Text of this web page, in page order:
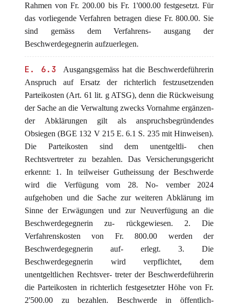
Rahmen von Fr. 200.00 bis Fr. 1'000.00 festgesetzt. Für
das vorliegende Verfahren betragen diese Fr. 800.00. Sie
sind gemäss dem Verfahrens- ausgang der
Beschwerdegegnerin aufzuerlegen.
E. 6.3
Ausgangsgemäss hat die Beschwerdeführerin
Anspruch auf Ersatz der richterlich festzusetzenden
Parteikosten (Art. 61 lit. g ATSG), denn die Rückweisung
der Sache an die Verwaltung zwecks Vornahme ergänzen-
der Abklärungen gilt als anspruchsbegründendes
Obsiegen (BGE 132 V 215 E. 6.1 S. 235 mit Hinweisen).
Die Parteikosten sind dem unentgeltli- chen
Rechtsvertreter zu bezahlen. Das Versicherungsgericht
erkennt: 1. In teilweiser Gutheissung der Beschwerde
wird die Verfügung vom 28. No- vember 2024
aufgehoben und die Sache zur weiteren Abklärung im
Sinne der Erwägungen und zur Neuverfügung an die
Beschwerdegegnerin zu- rückgewiesen. 2. Die
Verfahrenskosten von Fr. 800.00 werden der
Beschwerdegegnerin auf- erlegt. 3. Die
Beschwerdegegnerin wird verpflichtet, dem
unentgeltlichen Rechtsver- treter der Beschwerdeführerin
die Parteikosten in richterlich festgesetzter Höhe von Fr.
2'500.00 zu bezahlen. Beschwerde in öffentlich-